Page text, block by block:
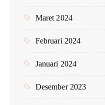
Maret 2024
Februari 2024
Januari 2024
Desember 2023